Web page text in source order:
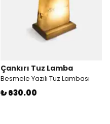
Çankırı Tuz Lamba
Besmele Yazılı Tuz Lambası
₺ 630.00